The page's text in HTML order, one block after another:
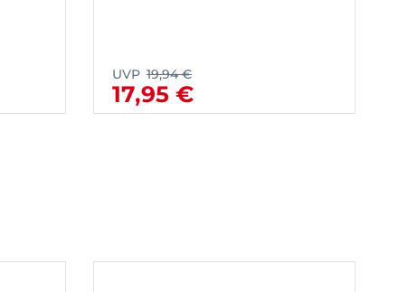
UVP 19,94 €
17,95 €